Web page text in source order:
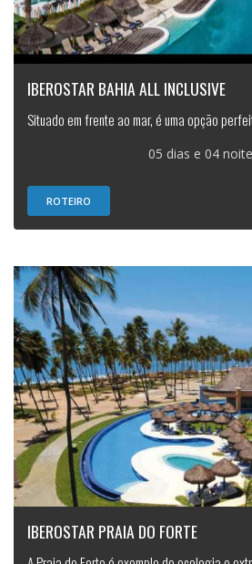
IBEROSTAR BAHIA ALL INCLUSIVE
Situado em frente ao mar, é uma opção
05 dias e 04
ROTEIRO
IBEROSTAR PRAIA DO FORTE